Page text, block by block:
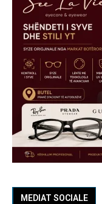
MEDIAT SOCIALE